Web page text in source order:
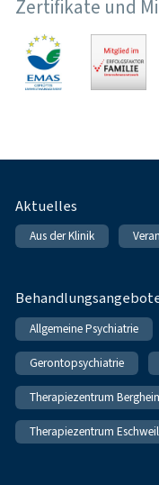
Zertifikate und
Fußnavigation
Aktuelles
Aus der Klinik
Allgemeine Psychiatrie
Gerontopsychiatrie
Therapiezentrum
Therapiezentrum